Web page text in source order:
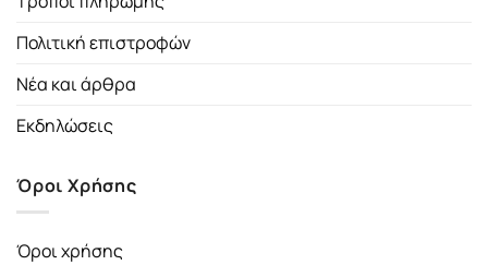
Πολιτική επιστροφών
Νέα και άρθρα
Εκδηλώσεις
Όροι Χρήσης
Όροι χρήσης